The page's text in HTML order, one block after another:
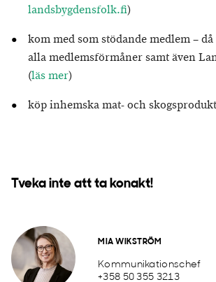
landsbygdensfolk.fi)
kom med som stödande medlem –
alla medlemsförmåner samt även
(läs mer)
köp inhemska mat- och
Tveka inte att ta konakt!
MIA WIKSTRÖM
Kommunikationschef
+358 50 355 3213